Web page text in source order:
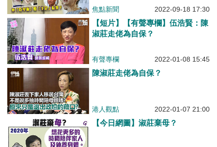
焦點新聞 2022-09-18 17:30
【短片】【有聲專欄】伍浩賢：陳
淑莊走佬為自保？
有聲專欄 2022-01-08 15:45
陳淑莊走佬為自保？
港人觀點 2022-01-07 21:00
【今日網圖】淑莊棄母？